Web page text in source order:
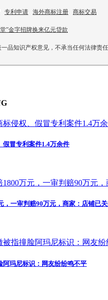
专利申请 海外商标注册 商标交易
”金字招牌换来亿元贷款
品知识产权意见，不承当任何法律责任
假冒专利案件1.4万余件
，一审判赔90万元，商家：店铺已
玛尼标识：网友纷纷鸣不平